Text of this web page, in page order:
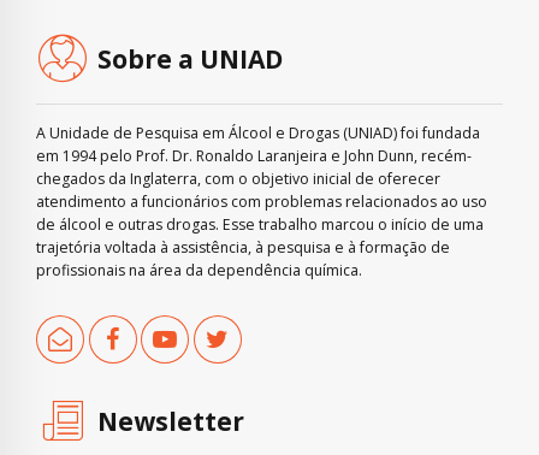
Sobre a UNIAD
A Unidade de Pesquisa em Álcool e Drogas (UNIAD) foi fundada
em 1994 pelo Prof. Dr. Ronaldo Laranjeira e John Dunn, recém-
chegados da Inglaterra, com o objetivo inicial de oferecer
atendimento a funcionários com problemas relacionados ao uso
de álcool e outras drogas. Esse trabalho marcou o início de uma
trajetória voltada à assistência, à pesquisa e à formação de
profissionais na área da dependência química.
Newsletter